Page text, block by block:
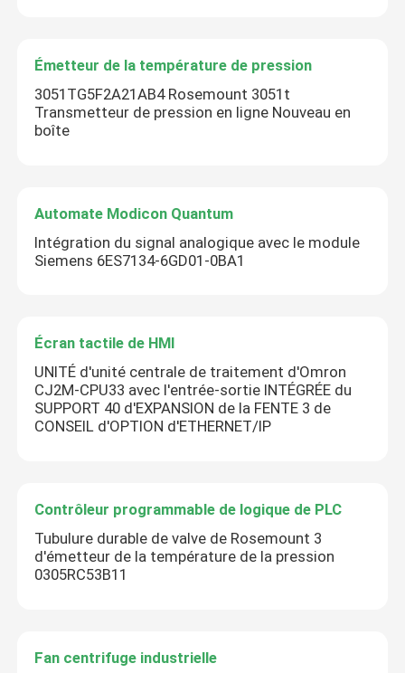
Émetteur de la température de pression
3051TG5F2A21AB4 Rosemount 3051t
Transmetteur de pression en ligne Nouveau en
boîte
Automate Modicon Quantum
Intégration du signal analogique avec le module
Siemens 6ES7134-6GD01-0BA1
Écran tactile de HMI
UNITÉ d'unité centrale de traitement d'Omron
CJ2M-CPU33 avec l'entrée-sortie INTÉGRÉE du
SUPPORT 40 d'EXPANSION de la FENTE 3 de
CONSEIL d'OPTION d'ETHERNET/IP
Contrôleur programmable de logique de PLC
Tubulure durable de valve de Rosemount 3
d'émetteur de la température de la pression
0305RC53B11
Fan centrifuge industrielle